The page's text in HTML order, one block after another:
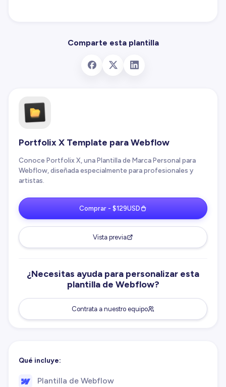
Comparte esta plantilla
Portfolix X Template para Webflow
Conoce Portfolix X, una Plantilla de Marca Personal para
Webflow, diseñada especialmente para profesionales y
artistas.
Comprar - $129USD
Vista previa
¿Necesitas ayuda para personalizar esta
plantilla de Webflow?
Contrata a nuestro equipo
Qué incluye:
Plantilla de Webflow